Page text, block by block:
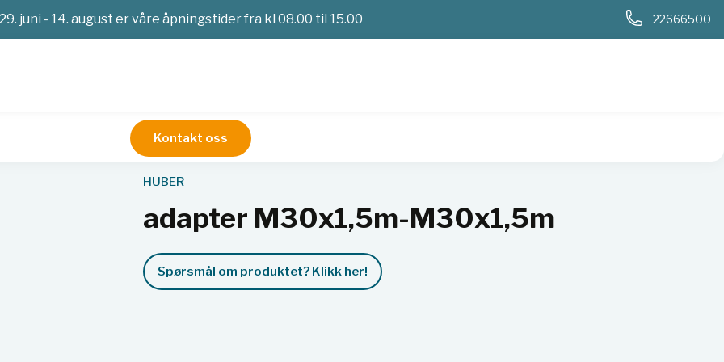
29. juni - 14. august er våre åpningstider fra kl 08.00 til 15.00 22666500
Kontakt oss
adapter M30x1,5m-M30x1,5m
HUBER
adapter M30x1,5m-M30x1,5m
Spørsmål om produktet? Klikk her!